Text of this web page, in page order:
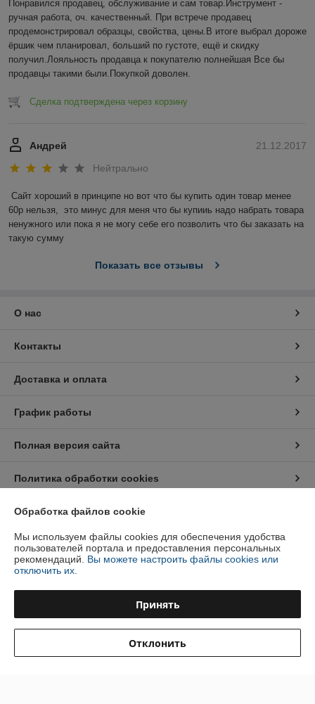
Понравился продавец, обслуживание и сам товар.Инструмент -
ручная работа, оч. качественный. При встрече продавец
продемонстрировал образцы, свойства, цены.В итоге выбрал дороже
ёршик чем планировал, больший по густоте, ещё и скидку
получил.Лояльность продавца к покупателю полнейшая Все бы
продавцы такими были.Покупкой доволен.
Сделка подтверждена через корзину
21.12.2017
Андрей
Нейтрально
Сайт хороший в принципе но вот что бы купить один товар менее
60р нельзя,  это минус для меня что бы купииь надо набрать товара
ненужного или пока я не могу себе его позволить что бы заказать на
такую сумму
Показать все отзывы
О нас
Контакты
Доставка и оплата
График работы
Полная версия сайта
Политика обработки cookies
Сайт создан на платформе Deal.by
Информация для покупателя
Регистрационный номер ЕГР: 692125150
Обработка файлов cookie
Мы используем файлы cookies для обеспечения удобства
пользователей портала и предоставления персональных
рекомендаций. Вы можете настроить файлы cookies или
отключить их.
Принять
Отклонить